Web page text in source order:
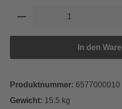
Produkt Anzahl: Gib
In den
Produktnummer: 6577000010
Gewicht: 15.5 kg